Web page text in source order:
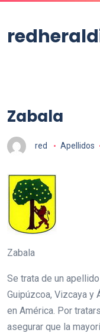
Zabala
red Apellidos
Zabala
Se trata de un
Guipúzcoa, Vizcaya y
en América. Por
asegurar que la